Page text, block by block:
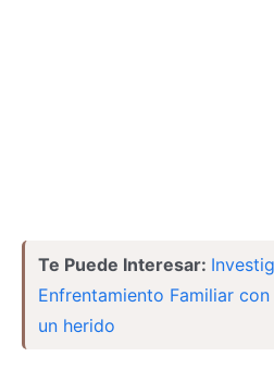
Te Puede Interesar:
Enfrentamiento Familiar
un herido